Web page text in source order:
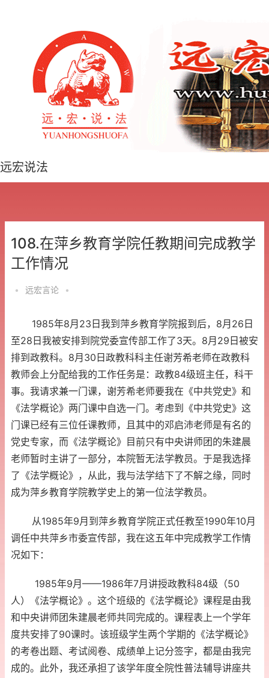
远宏说法
108.在萍乡教育学院任教期间完成教学
工作情况
• 远宏言论 •
1985年8月23日我到萍乡教育学院报到后，8月26日
至28日我被安排到院党委宣传部工作了3天。8月29日被安
排到政教科。8月30日政教科科主任谢芳希老师在政教科
教师会上分配给我的工作任务是：政教84级班主任，科干
事。我请求兼一门课，谢芳希老师要我在《中共党史》和
《法学概论》两门课中自选一门。考虑到《中共党史》这
门课已经有三位任课教师，且其中的邓启沛老师是有名的
党史专家，而《法学概论》目前只有中央讲师团的朱建晨
老师暂时主讲了一部分，本院暂无法学教员。于是我选择
了《法学概论》，从此，我与法学结下了不解之缘，同时
成为萍乡教育学院教学史上的第一位法学教员。
从1985年9月到萍乡教育学院正式任教至1990年10月
调任中共萍乡市委宣传部，我在这五年中完成教学工作情
况如下：
1985年9月——1986年7月讲授政教科84级（50
人）《法学概论》。这个班级的《法学概论》课程是由我
和中央讲师团朱建晨老师共同完成的。课程表上一个学年
度共安排了90课时。该班级学生两个学期的《法学概论》
的考卷出题、考试阅卷、成绩单上记分签字，都是由我完
成的。此外，我还承担了该学年度全院性普法辅导讲座共